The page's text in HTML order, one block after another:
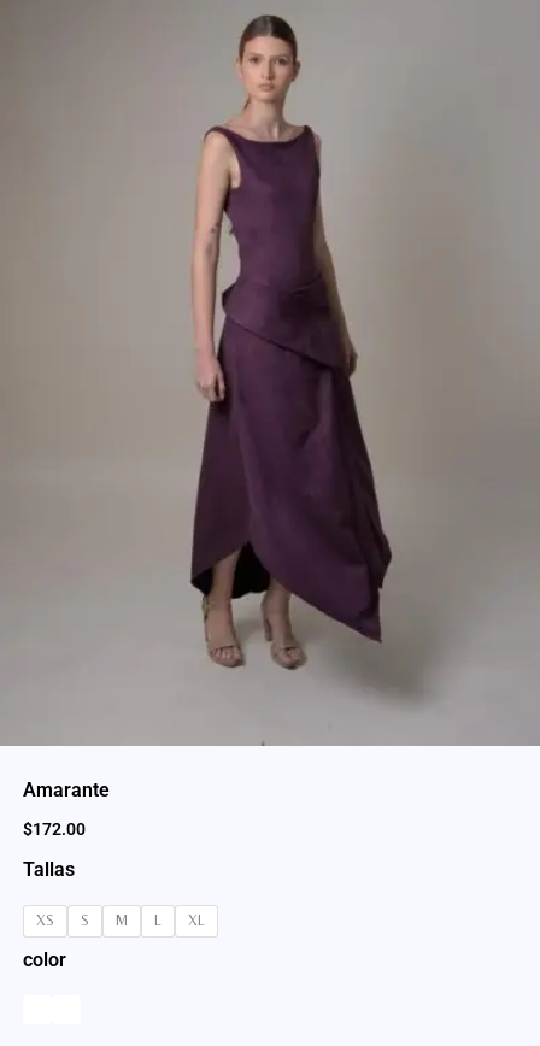
Amarante
$172.00
Tallas
XS S M L XL
color